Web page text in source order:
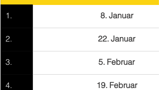
1. 8. Januar
2. 22. Januar
3. 5. Februar
4. 19. Februar